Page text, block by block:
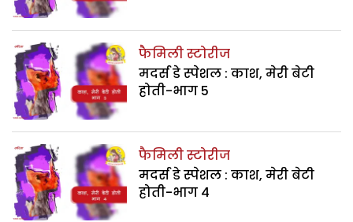
फैमिली स्टोरीज
मदर्स डे स्पेशल : काश, मेरी बेटी
होती-भाग 5
फैमिली स्टोरीज
मदर्स डे स्पेशल : काश, मेरी बेटी
होती-भाग 4